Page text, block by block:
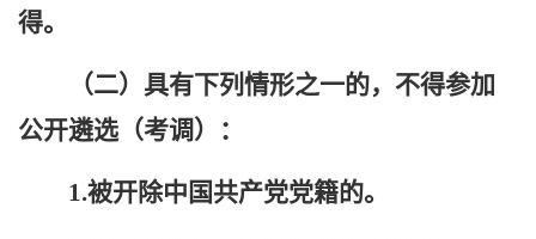
得。
（二）具有下列情形之一的，不得参加
公开遴选（考调）：
1.被开除中国共产党党籍的。